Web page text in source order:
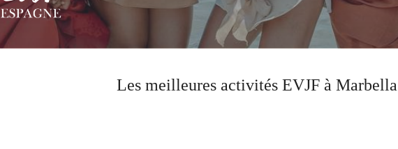
Les meilleures activités EVJF à Marbella